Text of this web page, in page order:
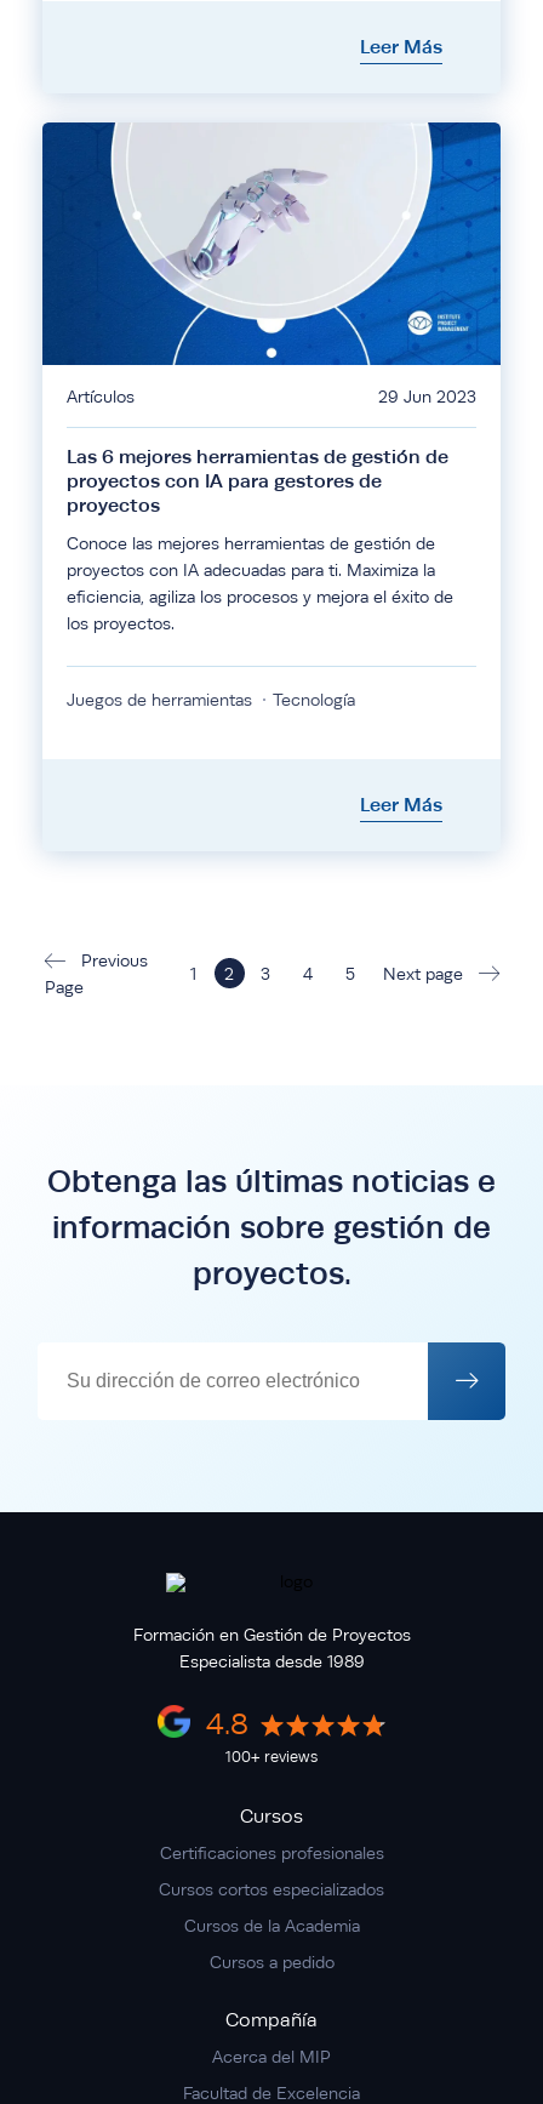
Leer Más
Artículos 29 Jun 2023
Las 6 mejores herramientas de gestión de
proyectos con IA para gestores de
proyectos
Conoce las mejores herramientas de gestión de
proyectos con IA adecuadas para ti. Maximiza la
eficiencia, agiliza los procesos y mejora el éxito de
los proyectos.
Juegos de herramientas Tecnología
Leer Más
Previous
Page
1 2 3 4 5 Next page
Obtenga las últimas noticias e
información sobre gestión de
proyectos.
Formación en Gestión de Proyectos
Especialista desde 1989
4.8
100+ reviews
Cursos
Certificaciones profesionales
Cursos cortos especializados
Cursos de la Academia
Cursos a pedido
Compañía
Acerca del MIP
Facultad de Excelencia